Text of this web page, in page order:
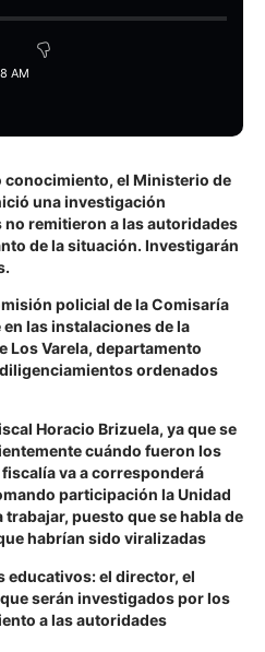
AM
conocimiento, el Ministerio de
una investigación
remitieron a las autoridades
de la situación. Investigarán
policial de la Comisaría
las instalaciones de la
Los Varela, departamento
ordenados
Horacio Brizuela, ya que se
cuándo fueron los
va a corresponderá
participación la Unidad
puesto que se habla de
habrían sido viralizadas
el director, el
serán investigadospor los
a las autoridades